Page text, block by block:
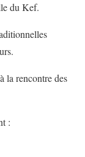
du Kef.
la rencontre des
: